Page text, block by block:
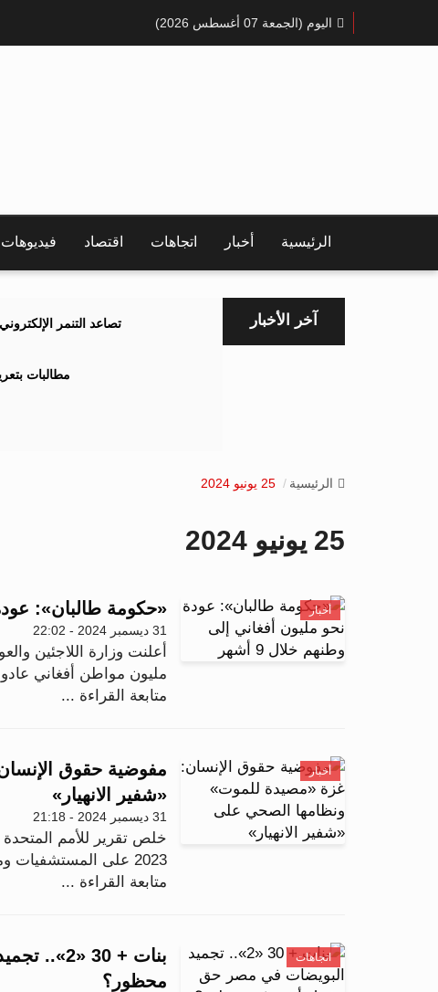
اليوم (الجمعة 07 أغسطس 2026)
الرئيسية أخبار اتجاهات اقتصاد فيديوهات
آخر الأخبار تصاعد التنمر
مطالبات
الرئيسية 25 يونيو 2024
25 يونيو 2024
أخبار «حكومة طالبان»: عودة
31 ديسمبر 2024 - 22:02
أعلنت وزارة اللاجئين
مليون مواطن أفغاني
متابعة القراءة ...
أخبار
مفوضية حقوق
«شفير الانهيار»
31 ديسمبر 2024 - 21:18
خلص تقرير للأمم المتحدة
2023 على المستشفيات ومحيطها في قطاع غزة أدت إلى ت...
متابعة القراءة ...
اتجاهات
بنات +
محظور؟